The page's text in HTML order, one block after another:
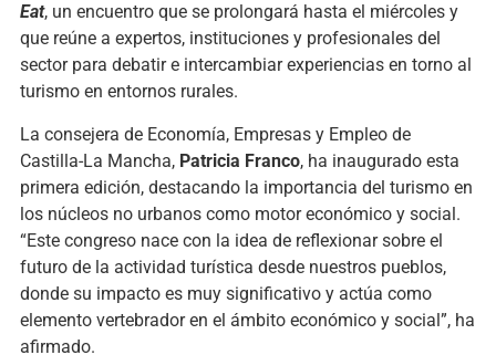
Eat, un encuentro que se prolongará hasta el miércoles y
que reúne a expertos, instituciones y profesionales del
sector para debatir e intercambiar experiencias en torno al
turismo en entornos rurales.
La consejera de Economía, Empresas y Empleo de
Castilla-La Mancha, Patricia Franco, ha inaugurado esta
primera edición, destacando la importancia del turismo en
los núcleos no urbanos como motor económico y social.
“Este congreso nace con la idea de reflexionar sobre el
futuro de la actividad turística desde nuestros pueblos,
donde su impacto es muy significativo y actúa como
elemento vertebrador en el ámbito económico y social”, ha
afirmado.